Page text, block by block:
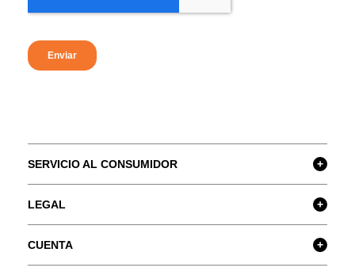
SERVICIO AL CONSUMIDOR +
LEGAL +
CUENTA +